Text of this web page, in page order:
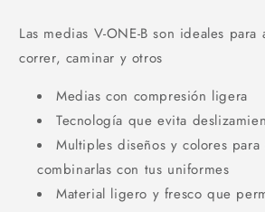
Las medias V-ONE-B son ideales
correr, caminar y otros
Medias con compresión ligera
Tecnología que evita
Multiples diseños y colores
combinarlas con tus uniformes
Material ligero y fresco que